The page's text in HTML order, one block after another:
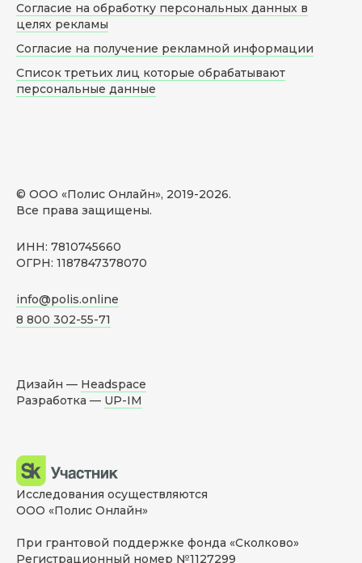
© ООО «Полис Онлайн», 2019-2026.
Все права защищены.
ИНН: 7810745660
ОГРН: 1187847378070
info@polis.online
8 800 302-55-71
Согласие на обработку персональных данных в
целях рекламы
Согласие на получение рекламной информации
Список третьих лиц которые обрабатывают
персональные данные
Дизайн — Headspace
Разработка — UP-IM
Исследования осуществляются
ООО «Полис Онлайн»
При грантовой поддержке фонда «Сколково»
Регистрационный номер №1127299